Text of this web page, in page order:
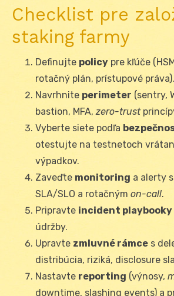
Checklist pre
staking farmy
Definujte policy pre kľúče
rotačný plán, prístupové práva).
Navrhnite perimeter (sentry,
bastion, MFA,zero-trust
Vyberte siete podľa
otestujte na testnetoch
výpadkov.
Zaveďte monitoring a alerty
SLA/SLO a rotačným on-call.
Pripravte incident playbooky
údržby.
Upravte zmluvné rámce s
distribúcia, riziká, disclosure
Nastavte reporting (výnosy,
downtime, slashing events) a